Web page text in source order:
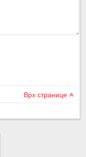
Врх странице